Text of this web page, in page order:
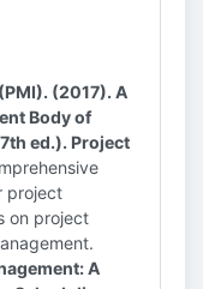
(2017). A
Body of
ed.). Project
project
on project
A